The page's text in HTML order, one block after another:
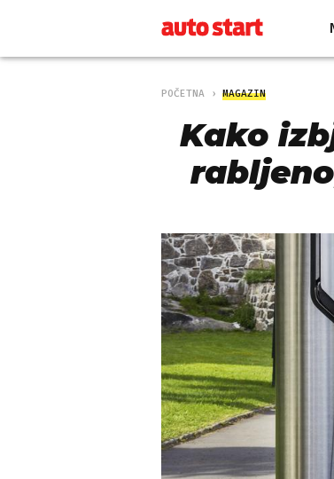
POČETNA MAGAZIN
Kako